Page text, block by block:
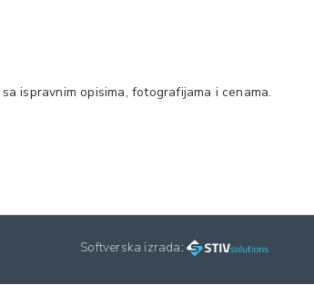
ispravnim opisima, fotografijama i cenama.
Softverska izrada: